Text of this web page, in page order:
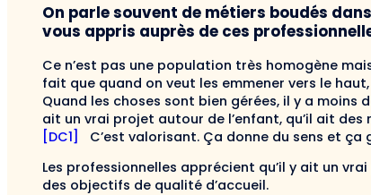
On parle souvent de métiers boudés
vous appris auprès de ces
Ce n’est pas une population très homogène
fait que quand on veut les emmener vers le
Quand les choses sont bien gérées, il y a moins
ait un vrai projet autour de l’enfant, qu’il ait
[DC1]
C’est valorisant. Ça donne du sens et ça
Les professionnelles apprécient qu’il y ait un
des objectifs de qualité d’accueil.